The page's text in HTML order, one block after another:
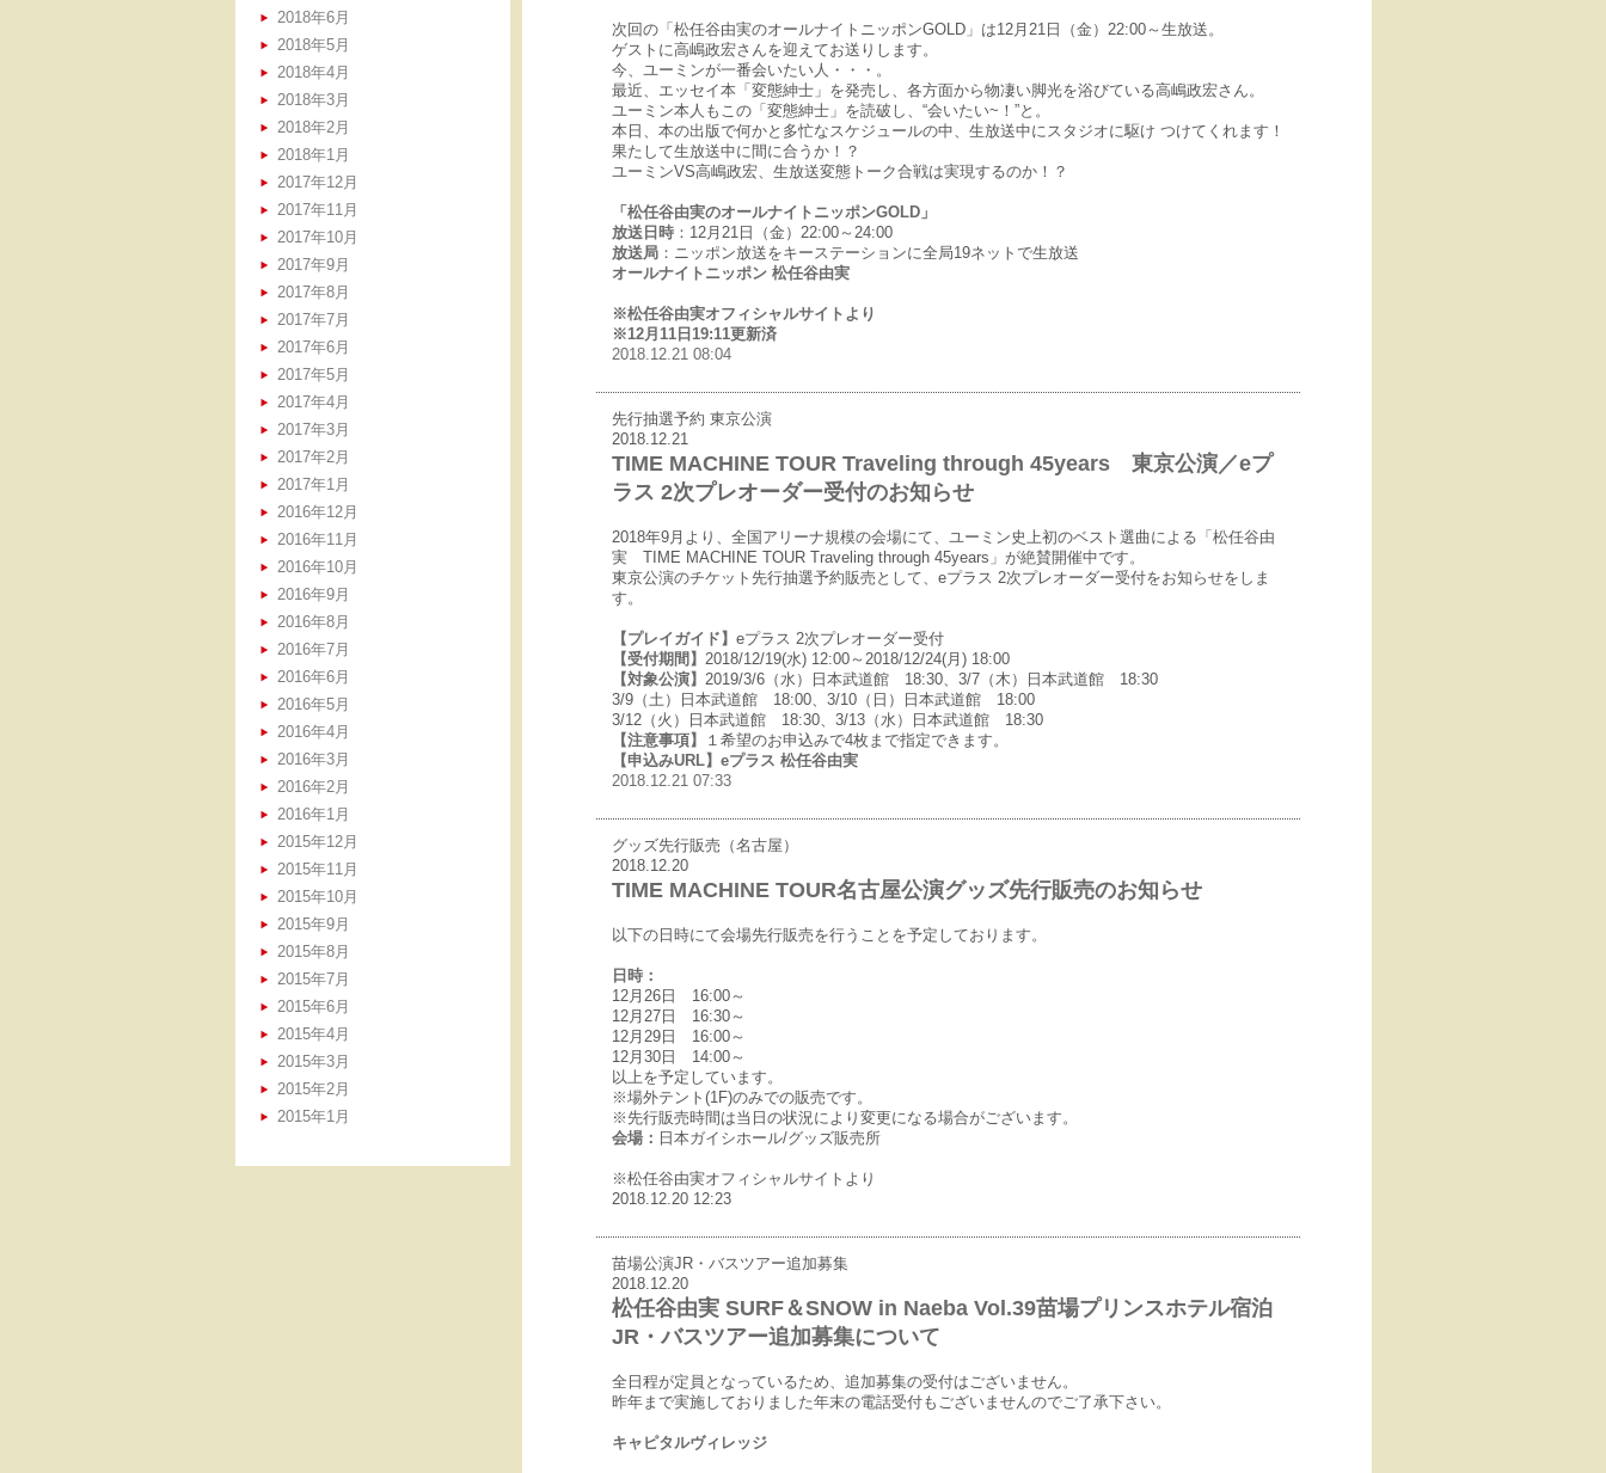
次回の「松任谷由実のオールナイトニッポンGOLD」は12月21日（金）22:00～生放送。
ゲストに高嶋政宏さんを迎えてお送りします。
今、ユーミンが一番会いたい人・・・。
最近、エッセイ本「変態紳士」を発売し、各方面から物凄い脚光を浴びている高嶋政宏さん。
ユーミン本人もこの「変態紳士」を読破し、“会いたい~！”と。
本日、本の出版で何かと多忙なスケジュールの中、生放送中にスタジオに駆け つけてくれます！
果たして生放送中に間に合うか！？
ユーミンVS高嶋政宏、生放送変態トーク合戦は実現するのか！？
「松任谷由実のオールナイトニッポンGOLD」
放送日時：12月21日（金）22:00～24:00
放送局：ニッポン放送をキーステーションに全局19ネットで生放送
オールナイトニッポン 松任谷由実
※松任谷由実オフィシャルサイトより
※12月11日19:11更新済
2018.12.21 08:04
先行抽選予約 東京公演
2018.12.21
TIME MACHINE TOUR Traveling through 45years 東京公演／eプ
ラス 2次プレオーダー受付のお知らせ
2018年9月より、全国アリーナ規模の会場にて、ユーミン史上初のベスト選曲による「松任谷由
実 TIME MACHINE TOUR Traveling through 45years」が絶賛開催中です。
東京公演のチケット先行抽選予約販売として、eプラス 2次プレオーダー受付をお知らせをしま
す。
【プレイガイド】 eプラス 2次プレオーダー受付
【受付期間】 2018/12/19(水) 12:00～2018/12/24(月) 18:00
【対象公演】 2019/3/6（水）日本武道館 18:30、3/7（木）日本武道館 18:30
3/9（土）日本武道館 18:00、3/10（日）日本武道館 18:00
3/12（火）日本武道館 18:30、3/13（水）日本武道館 18:30
【注意事項】
１希望のお申込みで4枚まで指定できます。
【申込みURL】 eプラス 松任谷由実
2018.12.21 07:33
グッズ先行販売（名古屋）
2018.12.20
TIME MACHINE TOUR名古屋公演グッズ先行販売のお知らせ
以下の日時にて会場先行販売を行うことを予定しております。
日時：
12月26日 16:00～
12月27日 16:30～
12月29日 16:00～
12月30日 14:00～
以上を予定しています。
※場外テント(1F)のみでの販売です。
※先行販売時間は当日の状況により変更になる場合がございます。
会場： 日本ガイシホール/グッズ販売所
※松任谷由実オフィシャルサイトより
2018.12.20 12:23
苗場公演JR・バスツアー追加募集
2018.12.20
松任谷由実 SURF＆SNOW in Naeba Vol.39苗場プリンスホテル宿泊
JR・バスツアー追加募集について
全日程が定員となっているため、追加募集の受付はございません。
昨年まで実施しておりました年末の電話受付もございませんのでご了承下さい。
キャピタルヴィレッジ
2018年6月
2018年5月
2018年4月
2018年3月
2018年2月
2018年1月
2017年12月
2017年11月
2017年10月
2017年9月
2017年8月
2017年7月
2017年6月
2017年5月
2017年4月
2017年3月
2017年2月
2017年1月
2016年12月
2016年11月
2016年10月
2016年9月
2016年8月
2016年7月
2016年6月
2016年5月
2016年4月
2016年3月
2016年2月
2016年1月
2015年12月
2015年11月
2015年10月
2015年9月
2015年8月
2015年7月
2015年6月
2015年4月
2015年3月
2015年2月
2015年1月